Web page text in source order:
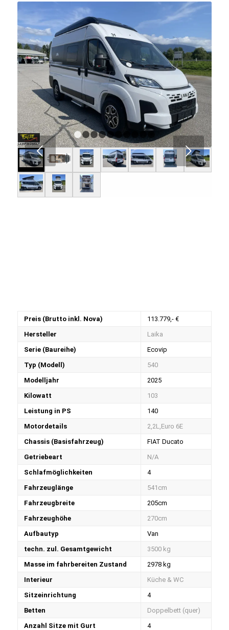
Weiter
1 2 3 4 5 6 7 8 9 10
Preis (Brutto inkl. Nova)
113.779,- €
Hersteller
Laika
Serie (Baureihe)
Ecovip
Typ (Modell)
540
Modelljahr
2025
Kilowatt
103
Leistung in PS
140
Motordetails
2,2L,Euro 6E
Chassis (Basisfahrzeug)
FIAT Ducato
Getriebeart
N/A
Schlafmöglichkeiten
4
Fahrzeuglänge
541cm
Fahrzeugbreite
205cm
Fahrzeughöhe
270cm
Aufbautyp
Van
techn. zul. Gesamtgewicht
3500 kg
Masse im fahrbereiten Zustand
2978 kg
Interieur
Küche & WC
Sitzeinrichtung
4
Betten
Doppelbett (quer)
Anzahl Sitze mit Gurt
4